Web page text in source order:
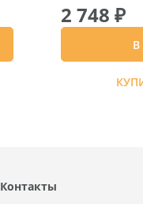
2 748 ₽
Контакты